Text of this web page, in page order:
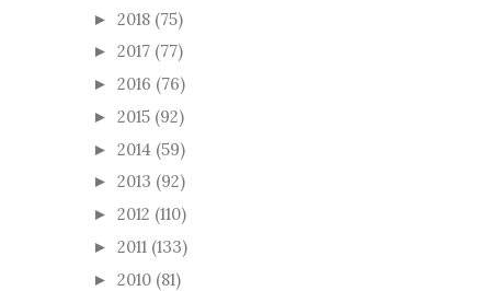
► 2018 (75)
► 2017 (77)
► 2016 (76)
► 2015 (92)
► 2014 (59)
► 2013 (92)
► 2012 (110)
► 2011 (133)
► 2010 (81)